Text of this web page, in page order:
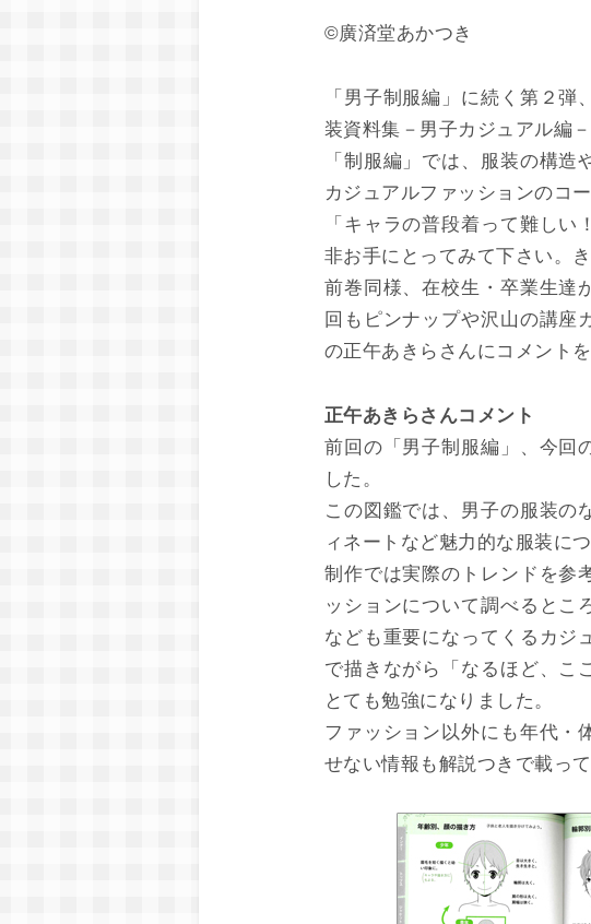
©廣済堂あかつき
「男子制服編」に続く第２
装資料集－男子カジュアル編
「制服編」では、服装の構
カジュアルファッションのコ
「キャラの普段着って難し
非お手にとってみて下さい。
前巻同様、在校生・卒業生達
回もピンナップや沢山の講座
の正午あきらさんにコメント
正午あきらさんコメント
前回の「男子制服編」、今回
した。
この図鑑では、男子の服装の
ィネートなど魅力的な服装に
制作では実際のトレンドを参
ッションについて調べるとこ
なども重要になってくるカジ
で描きながら「なるほど、こ
とても勉強になりました。
ファッション以外にも年代・
せない情報も解説つきで載っ